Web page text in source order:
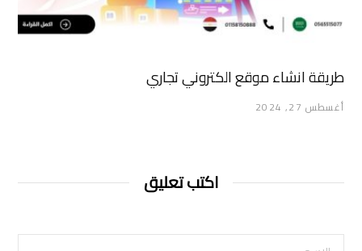
طريقة انشاء موقع الكتروني تجاري
أغسطس 27, 2024
اكتب تعليق